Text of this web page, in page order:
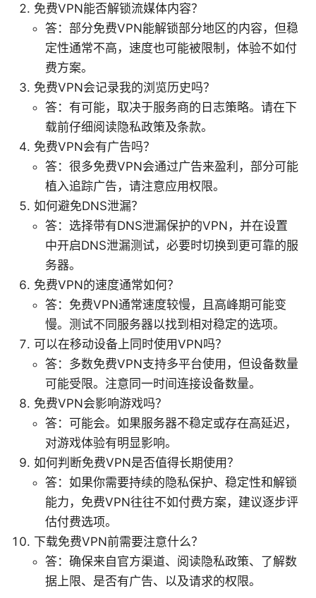
免费VPN能否解锁流媒体内容？
答：部分免费VPN能解锁部分地区的内容，但稳
定性通常不高，速度也可能被限制，体验不如付
费方案。
免费VPN会记录我的浏览历史吗？
答：有可能，取决于服务商的日志策略。请在下
载前仔细阅读隐私政策及条款。
免费VPN会有广告吗？
答：很多免费VPN会通过广告来盈利，部分可能
植入追踪广告，请注意应用权限。
如何避免DNS泄漏？
答：选择带有DNS泄漏保护的VPN，并在设置
中开启DNS泄漏测试，必要时切换到更可靠的服
务器。
免费VPN的速度通常如何？
答：免费VPN通常速度较慢，且高峰期可能变
慢。测试不同服务器以找到相对稳定的选项。
可以在移动设备上同时使用VPN吗？
答：多数免费VPN支持多平台使用，但设备数量
可能受限。注意同一时间连接设备数量。
免费VPN会影响游戏吗？
答：可能会。如果服务器不稳定或存在高延迟，
对游戏体验有明显影响。
如何判断免费VPN是否值得长期使用？
答：如果你需要持续的隐私保护、稳定性和解锁
能力，免费VPN往往不如付费方案，建议逐步评
估付费选项。
下载免费VPN前需要注意什么？
答：确保来自官方渠道、阅读隐私政策、了解数
据上限、是否有广告、以及请求的权限。